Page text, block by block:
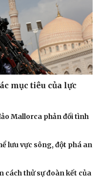
Cửa sổ tình yêu
Hạt giống tâm hồn
mục tiêu của lực
Mallorca phản đối tình
lưu vực sông, đột phá an
cách thử sự đoàn kết của